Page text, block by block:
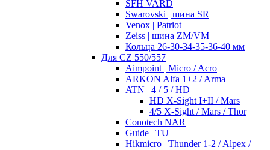
SFH VARD
Swarovski | шина SR
Venox | Patriot
Zeiss | шина ZM/VM
Кольца 26-30-34-35-36-40 мм
Для CZ 550/557
Aimpoint | Micro / Acro
ARKON Alfa 1+2 / Arma
ATN | 4 / 5 / HD
HD X-Sight I+II / Mars
4/5 X-Sight / Mars / Thor
Conotech NAR
Guide | TU
Hikmicro | Thunder 1-2 / Alpex /